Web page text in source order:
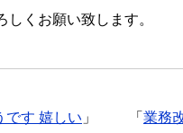
しくお願い致します。
「 業務
です 嬉しい 」